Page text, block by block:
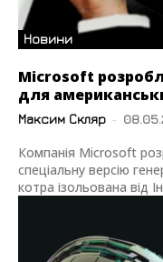
Новини
Microsoft
для
Максим Скляр -
Компанія Microsoft
спеціальну версію
котра ізольована від